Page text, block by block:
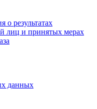
результатах
лиц и принятых мерах
данных